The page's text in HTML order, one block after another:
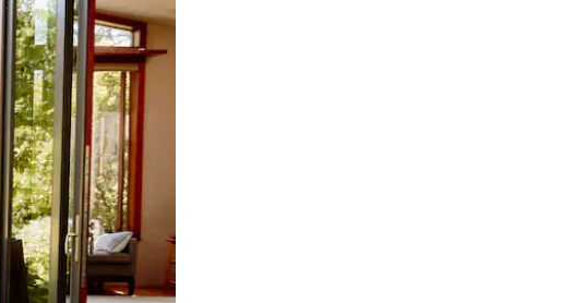
հպելով կամ մատը սահեցնելով։